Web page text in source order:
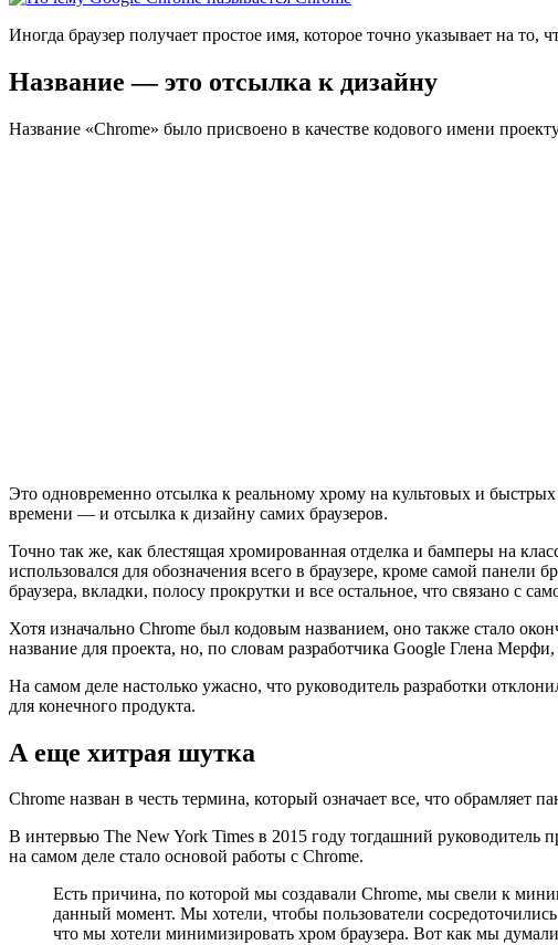
Иногда браузер получает простое имя, которое точно указывает на
Название — это отсылка к дизайну
Название «Chrome» было присвоено в качестве кодового имени
Это одновременно отсылка к реальному хрому на культовых и
времени — и отсылка к дизайну самих браузеров.
Точно так же, как блестящая хромированная отделка и бамперы на
использовался для обозначения всего в браузере, кроме самой
браузера, вкладки, полосу прокрутки и все остальное, что связано с
Хотя изначально Chrome был кодовым названием, оно также стало
название для проекта, но, по словам разработчика Google Глена
На самом деле настолько ужасно, что руководитель разработки
для конечного продукта.
А еще хитрая шутка
Chrome назван в честь термина, который означает все, что обрамляет
В интервью The New York Times в 2015 году тогдашний руководитель
на самом деле стало основой работы с Chrome.
Есть причина, по которой мы создавали Chrome, мы свели к
данный момент. Мы хотели, чтобы пользователи
что мы хотели минимизировать хром браузера. Вот как мы